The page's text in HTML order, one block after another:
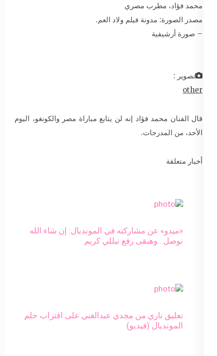
محمد فؤاد، مطرب مصري
مصدر الصورة: مدونة فيلم ولاد العم.
– صورة أرشيفية
تصوير :
other
قال الفنان محمد فؤاد إنه لن يتابع مباراة مصر والكونغو، اليوم
الأحد، من المدرجات.
أخبار متعلقة
«ميدو» عن مشاركته في المونديال: إن شاء الله
نوصل.. وهبقى رفع نيللي كريم
تعليق ناري من مجدي عبدالغني على اقتراب حلم
المونديال (فيديو)